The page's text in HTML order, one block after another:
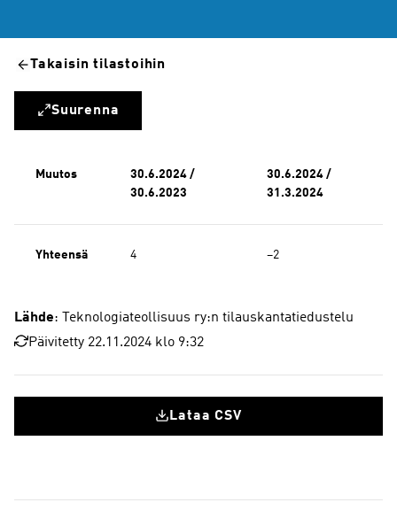
Takaisin tilastoihin
Suurenna
Muutos
30.6.2024 /
30.6.2023
30.6.2024 /
31.3.2024
Yhteensä 4 −2
Lähde: Teknologiateollisuus ry:n tilauskantatiedustelu
Päivitetty 22.11.2024 klo 9:32
Lataa CSV